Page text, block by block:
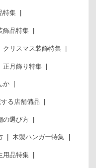
特集
飾品特集
クリスマス装飾特集
正月飾り特集
か
る店舗備品
の選び方
木製ハンガー特集
用品特集